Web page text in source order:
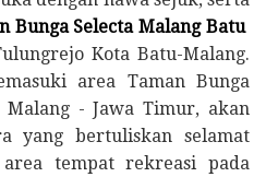
Bunga Selecta Malang Batu
Kota Batu-Malang.
area Taman Bunga
- Jawa Timur, akan
yang bertuliskan selamat
tempat rekreasi pada